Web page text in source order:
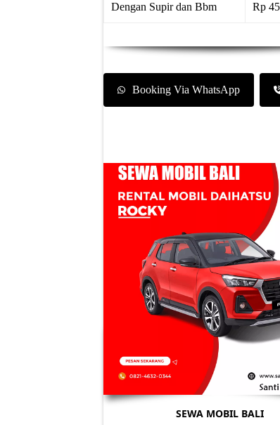
Dengan Supir dan Bbm Rp
Booking Via WhatsApp
SEWA MOBIL BALI